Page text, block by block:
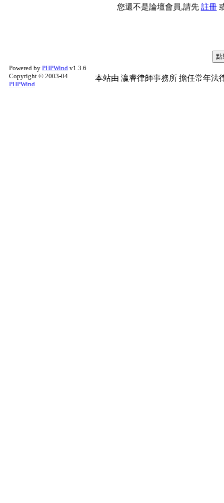
您還不是論壇會員,請先 註冊
Powered by PHPWind v1.3.6
Copyright © 2003-04
PHPWind
本站由 瀛睿律師事務所 擔任常年法